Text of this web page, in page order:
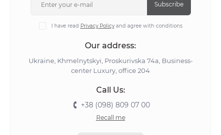
Subscribe
I have read Privacy Policyand agree with conditions
Our address:
Ukraine, Khmelnytskyi, Proskurivska 74а, Business-
center Luxury, office 204
Call Us:
+38 (098) 809 07 00
Recall me